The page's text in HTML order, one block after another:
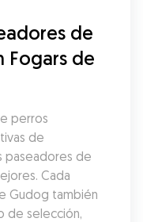
de
Fogars de
perros
de
paseadores de
Cada
Gudog también
de selección,